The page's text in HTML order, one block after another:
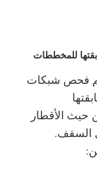
فحص شبكات
حيث الأقطار
السقف.